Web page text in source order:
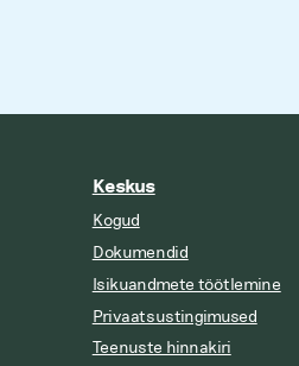
Keskus
Kogud
Dokumendid
Isikuandmete töötlemine
Privaatsustingimused
Teenuste hinnakiri